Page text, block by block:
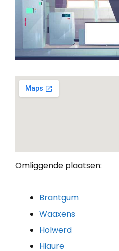
Omliggende plaatsen:
Brantgum
Waaxens
Holwerd
Hiaure